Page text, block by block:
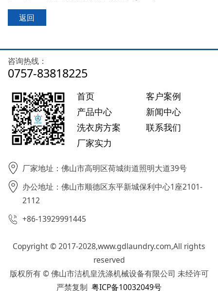
返回
咨询热线：
0757-83818225
首页
产品中心
洗衣房方案
厂家实力
客户案例
新闻中心
联系我们
厂家地址：佛山市高明区荷城街道照明大道39号
办公地址：佛山市顺德区东平新城保利中心1座2101-
2112
+86-13929991445
Copyright © 2017-2028,www.gdlaundry.com,All rights
reserved
版权所有 © 佛山市洁机皇洗涤机械设备有限公司 未经许可
严禁复制 粤ICP备10032049号